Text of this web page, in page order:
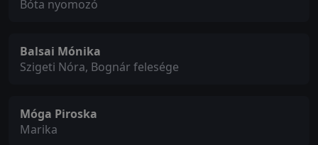
Bóta nyomozó
Balsai Mónika
Szigeti Nóra, Bognár felesége
Móga Piroska
Marika